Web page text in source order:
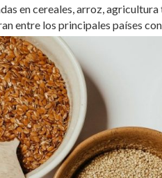
en cereales, arroz,
entre los principales países